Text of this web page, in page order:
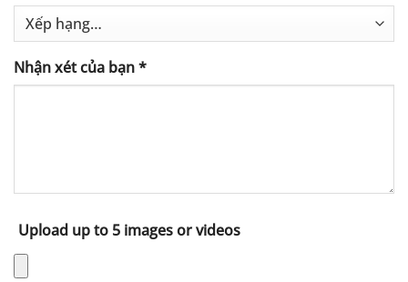
Nhận xét của bạn*
Upload up to 5 images or videos